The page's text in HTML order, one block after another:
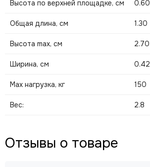
Высота по верхней площадке, см 0.60
Общая длина, см 1.30
Высота max, см 2.70
Ширина, см 0.42
Мах нагрузка, кг 150
Вес: 2.8
Отзывы о товаре